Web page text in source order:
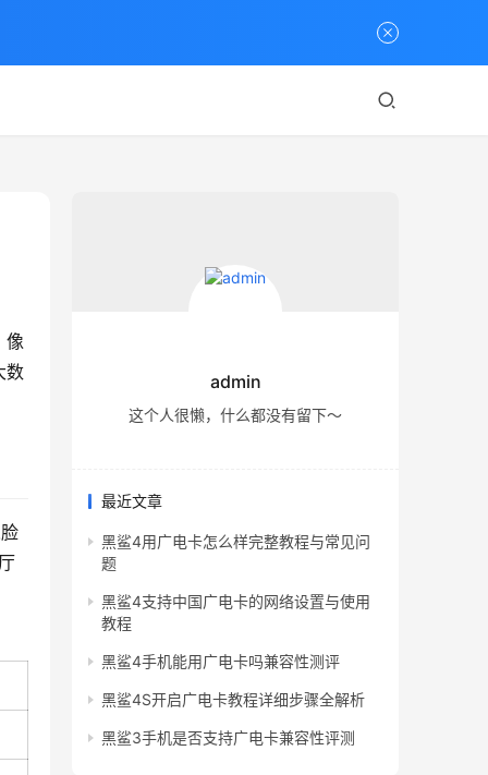
像
数
admin
这个人很懒，什么都没有留下～
最近文章
黑鲨4用广电卡怎么样完整教程与常见问
题
黑鲨4支持中国广电卡的网络设置与使用
教程
黑鲨4手机能用广电卡吗兼容性测评
黑鲨4S开启广电卡教程详细步骤全解析
黑鲨3手机是否支持广电卡兼容性评测